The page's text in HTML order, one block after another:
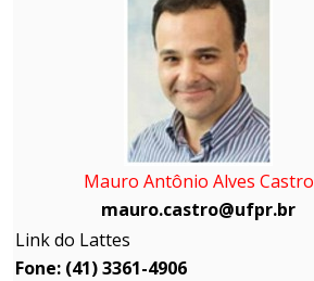
Mauro Antônio Alves Castro
mauro.castro@ufpr.br
Link do Lattes
Fone: (41) 3361-4906